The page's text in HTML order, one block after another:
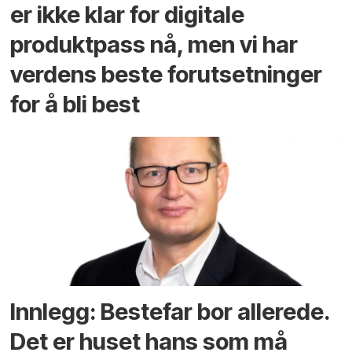
er ikke klar for digitale
produktpass nå, men vi har
verdens beste forutsetninger
for å bli best
Innlegg: Bestefar bor allerede.
Det er huset hans som må